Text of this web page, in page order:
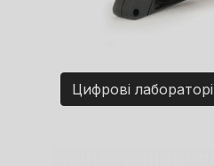
Цифрові